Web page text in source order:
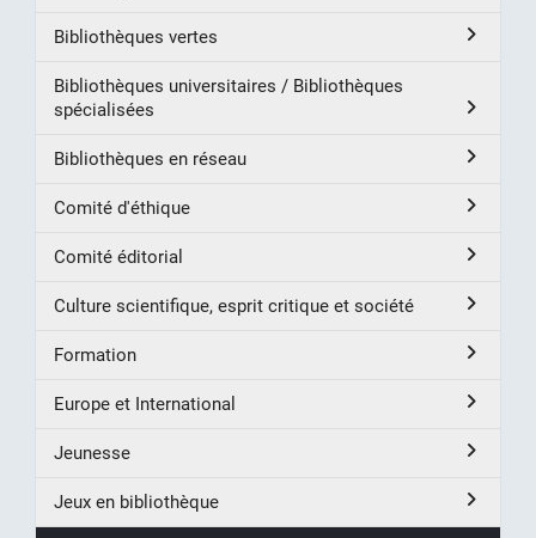
Bibliothèques vertes
Bibliothèques universitaires / Bibliothèques
spécialisées
Bibliothèques en réseau
Comité d'éthique
Comité éditorial
Culture scientifique, esprit critique et société
Formation
Europe et International
Jeunesse
Jeux en bibliothèque